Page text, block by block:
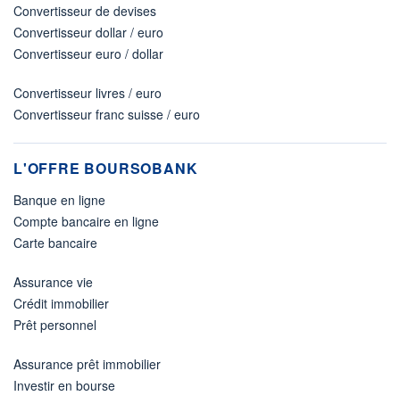
Convertisseur de devises
Convertisseur dollar / euro
Convertisseur euro / dollar
Convertisseur livres / euro
Convertisseur franc suisse / euro
L'OFFRE BOURSOBANK
Banque en ligne
Compte bancaire en ligne
Carte bancaire
Assurance vie
Crédit immobilier
Prêt personnel
Assurance prêt immobilier
Investir en bourse